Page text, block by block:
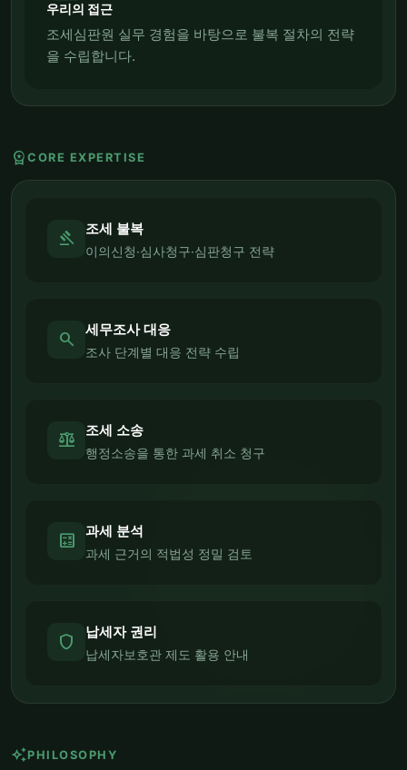
우리의 접근
조세심판원 실무 경험을 바탕으로 불복 절차의 전략
을 수립합니다.
workspace_premium CORE EXPERTISE
gavel 조세 불복
이의신청·심사청구·심판청구 전략
search 세무조사 대응
조사 단계별 대응 전략 수립
balance 조세 소송
행정소송을 통한 과세 취소 청구
calculate 과세 분석
과세 근거의 적법성 정밀 검토
shield 납세자 권리
납세자보호관 제도 활용 안내
auto_awesomePHILOSOPHY